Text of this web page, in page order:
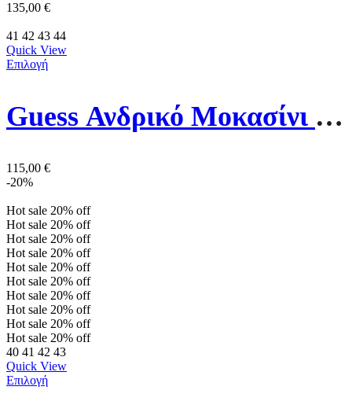
135,00 €
41 42 43 44
Quick View
Επιλογή
Guess Ανδρικό Mοκασίνι Suede Lopade FMJLOPSUE14 Κάμελ
115,00 €
-20%
Hot sale 20% off
Hot sale 20% off
Hot sale 20% off
Hot sale 20% off
Hot sale 20% off
Hot sale 20% off
Hot sale 20% off
Hot sale 20% off
Hot sale 20% off
Hot sale 20% off
40 41 42 43
Quick View
Επιλογή